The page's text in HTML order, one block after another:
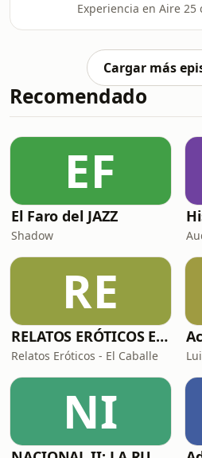
Experiencia en Aire
del PIB para
Novedades sobre el
Starship 01:03:31
miembros
Cargar más
Recomendado
EF
El Faro del JAZZ
Shadow
RE
RELATOS ERÓTICOS El Caballero Oscuro
Relatos Eróticos - El Caballe
NI